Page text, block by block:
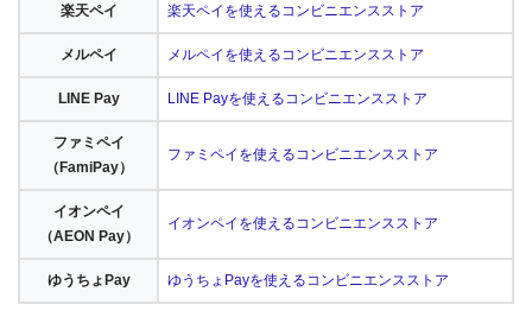
楽天ペイ 楽天ペイを使えるコンビニエンスストア
メルペイ メルペイを使えるコンビニエンスストア
LINE Pay LINE Payを使えるコンビニエンスストア
ファミペイ
（FamiPay）
ファミペイを使えるコンビニエンスストア
イオンペイ
（AEON Pay）
イオンペイを使えるコンビニエンスストア
ゆうちょPay ゆうちょPayを使えるコンビニエンスストア